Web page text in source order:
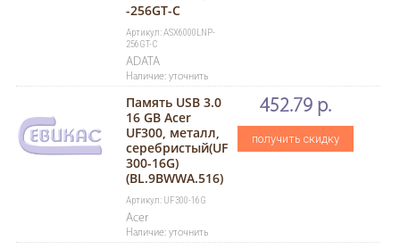
-256GT-C
Артикул: ASX6000LNP-
256GT-C
ADATA
Наличие: уточнить
Память USB 3.0
16 GB Acer
UF300, металл,
серебристый(UF
300-16G)
(BL.9BWWA.516)
Артикул: UF300-16G
Acer
Наличие: уточнить
452.79 р.
получить скидку